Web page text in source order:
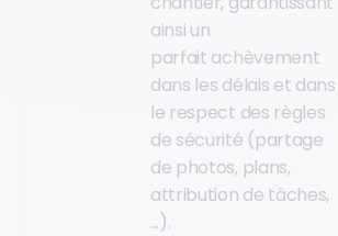
ainsi un
parfait achèvement
dans les délais et dans
le respect des règles
de sécurité (partage
de photos, plans,
attribution de tâches,
...).